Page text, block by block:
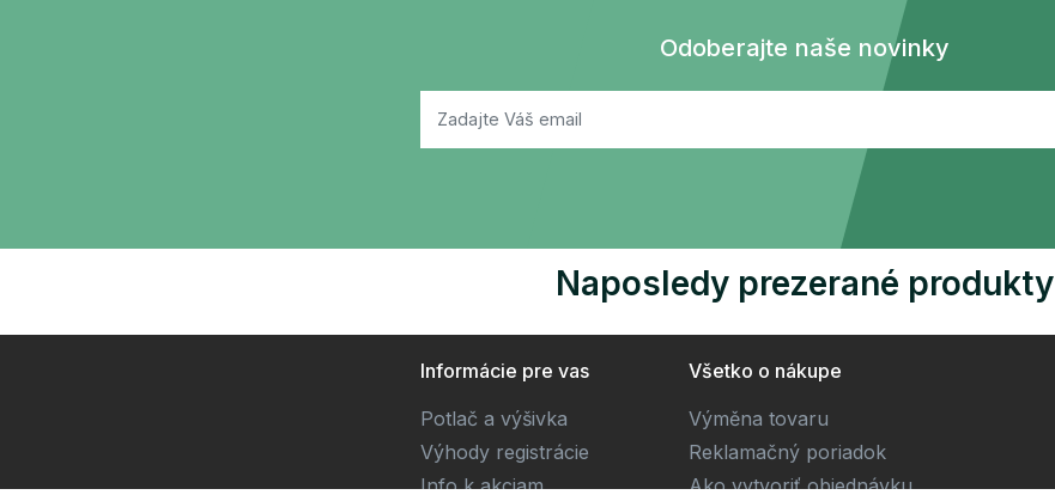
Odoberajte naše novinky
Naposledy prezerané produkty
Informácie pre vas
Potlač a výšivka
Výhody registrácie
Info k akciam
Všetko o nákupe
Výměna tovaru
Reklamačný poriadok
Ako vytvoriť objednávku